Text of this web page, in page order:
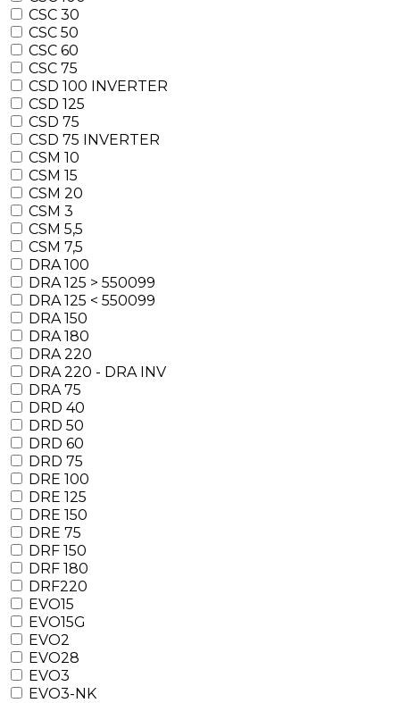
CSC 30
CSC 50
CSC 60
CSC 75
CSD 100 INVERTER
CSD 125
CSD 75
CSD 75 INVERTER
CSM 10
CSM 15
CSM 20
CSM 3
CSM 5,5
CSM 7,5
DRA 100
DRA 125 > 550099
DRA 125 < 550099
DRA 150
DRA 180
DRA 220
DRA 220 - DRA INV
DRA 75
DRD 40
DRD 50
DRD 60
DRD 75
DRE 100
DRE 125
DRE 150
DRE 75
DRF 150
DRF 180
DRF220
EVO15
EVO15G
EVO2
EVO28
EVO3
EVO3-NK